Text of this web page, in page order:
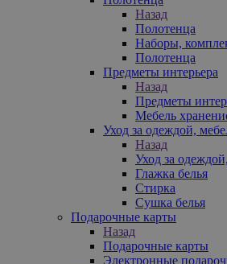
Назад
Полотенца
Наборы,
Полотенца
Предметы интерьера
Назад
Предметы
Мебель
Уход за одеждой,
Назад
Уход за
Глажка белья
Стирка
Сушка белья
Подарочные карты
Назад
Подарочные карты
Электронные